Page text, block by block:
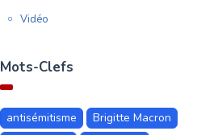
Vidéo
Mots-Clefs
antisémitisme
Brigitte Macron